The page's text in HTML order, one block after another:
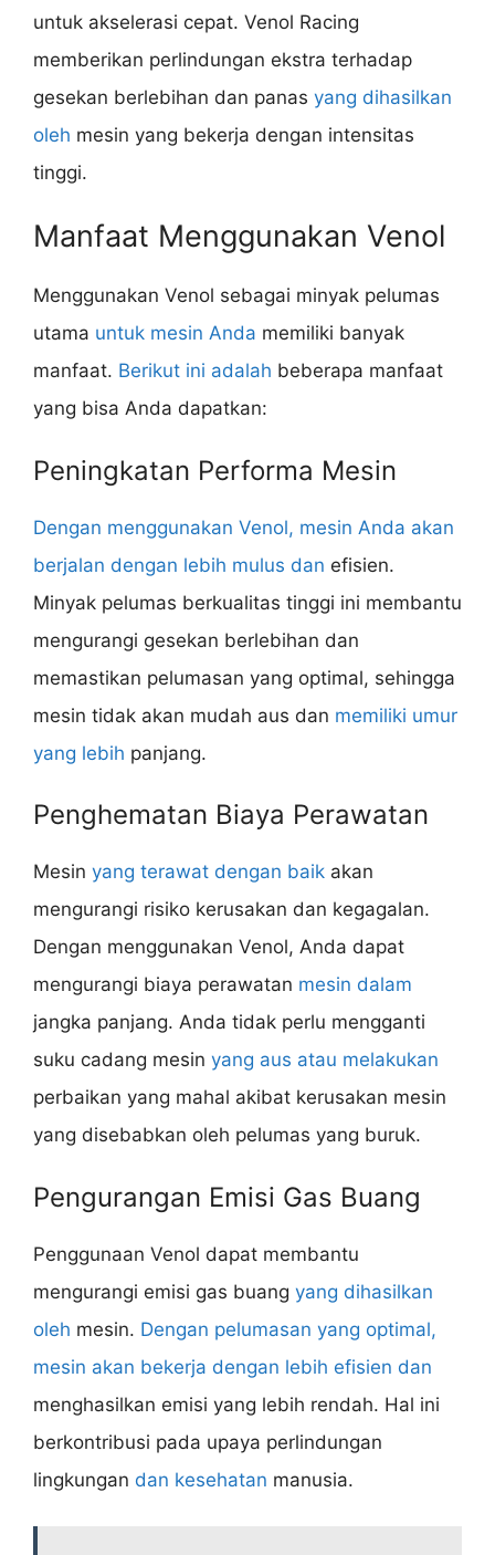
untuk akselerasi cepat. Venol Racing
memberikan perlindungan ekstra terhadap
gesekan berlebihan dan panas yang dihasilkan
oleh mesin yang bekerja dengan intensitas
tinggi.
Manfaat Menggunakan Venol
Menggunakan Venol sebagai minyak pelumas
utama untuk mesin Anda memiliki banyak
manfaat. Berikut ini adalah beberapa manfaat
yang bisa Anda dapatkan:
Peningkatan Performa Mesin
Dengan menggunakan Venol, mesin Anda akan
berjalan dengan lebih mulus dan efisien.
Minyak pelumas berkualitas tinggi ini membantu
mengurangi gesekan berlebihan dan
memastikan pelumasan yang optimal, sehingga
mesin tidak akan mudah aus dan memiliki umur
yang lebih panjang.
Penghematan Biaya Perawatan
Mesin yang terawat dengan baik akan
mengurangi risiko kerusakan dan kegagalan.
Dengan menggunakan Venol, Anda dapat
mengurangi biaya perawatan mesin dalam
jangka panjang. Anda tidak perlu mengganti
suku cadang mesin yang aus atau melakukan
perbaikan yang mahal akibat kerusakan mesin
yang disebabkan oleh pelumas yang buruk.
Pengurangan Emisi Gas Buang
Penggunaan Venol dapat membantu
mengurangi emisi gas buang yang dihasilkan
oleh mesin. Dengan pelumasan yang optimal,
mesin akan bekerja dengan lebih efisien dan
menghasilkan emisi yang lebih rendah. Hal ini
berkontribusi pada upaya perlindungan
lingkungan dan kesehatan manusia.